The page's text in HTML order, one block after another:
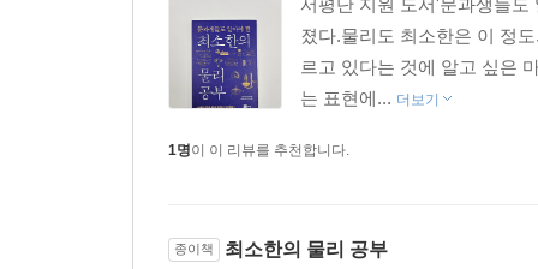
졌다.물리도 최소한은 이 정
르고 있다는 것에 알고 싶은
는 표현에... 더보기
1명이 이 리뷰를 추천합니다.
종이책 최소한의 물리 공부